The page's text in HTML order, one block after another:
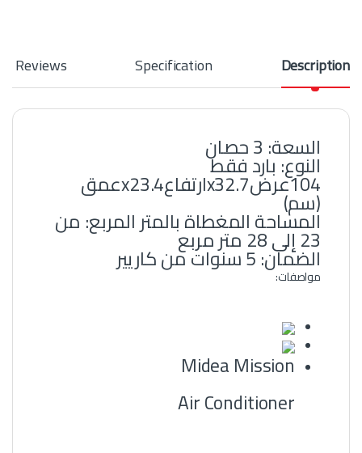
Description
Specification
Reviews
السعة‏:‏ 3 حصان
النوع‏:‏ بارد فقط
104عرضx32.7ارتفاعx23.4عمق
‏(‏سم‏)‏
المساحة المغطاة بالمتر المربع‏:‏ من
23 إلى 28 متر مربع
الضمان: 5 سنوات من كاريير
مواصفات:
Midea Mission
Air Conditioner